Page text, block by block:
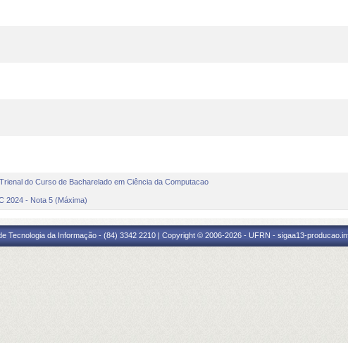
do Curso de Bacharelado em Ciência da Computacao
2024 - Nota 5 (Máxima)
Tecnologia da Informação - (84) 3342 2210 | Copyright © 2006-2026 - UFRN - sigaa13-